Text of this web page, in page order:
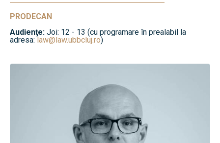
PRODECAN
Audienţe: Joi: 12 - 13 (cu programare în prealabil la
adresa:law@law.ubbcluj.ro)